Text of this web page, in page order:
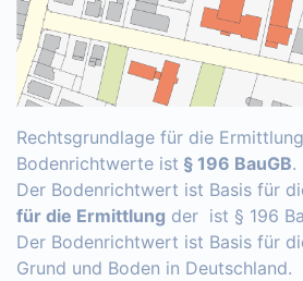
Rechtsgrundlage für die
Bodenrichtwerte ist § 196 BauGB.
Der Bodenrichtwert ist Basis für
für die Ermittlung der ist § 196
Der Bodenrichtwert ist Basis für
Grund und Boden in Deutschland.